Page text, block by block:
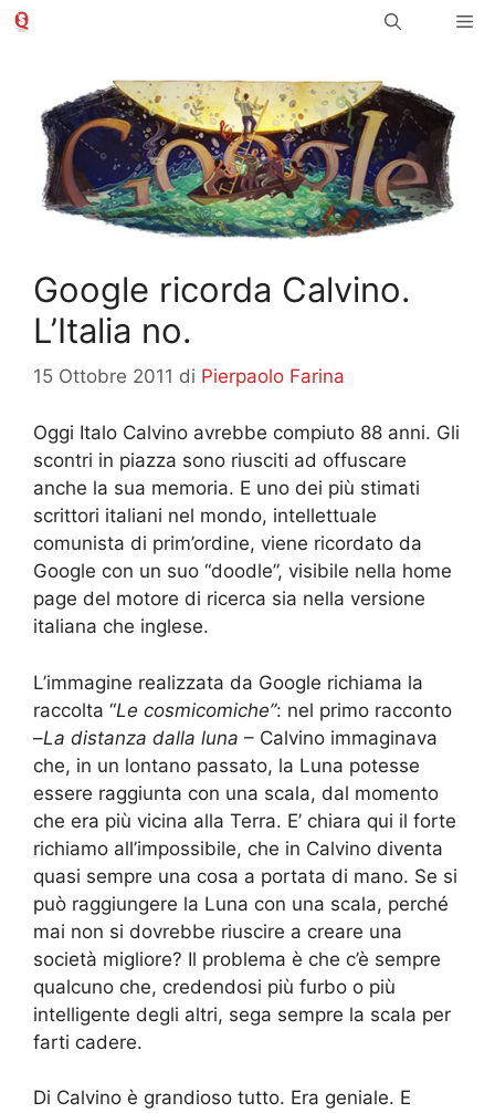
Vai
Google ricorda Calvino.
L’Italia no.
15 Ottobre 2011 di Pierpaolo Farina
Oggi Italo Calvino avrebbe compiuto 88 anni. Gli
scontri in piazza sono riusciti ad offuscare
anche la sua memoria. E uno dei più stimati
scrittori italiani nel mondo, intellettuale
comunista di prim’ordine, viene ricordato da
Google con un suo “doodle”, visibile nella home
page del motore di ricerca sia nella versione
italiana che inglese.
L’immagine realizzata da Google richiama la
raccolta “Le cosmicomiche”: nel primo racconto
–La distanza dalla luna – Calvino immaginava
che, in un lontano passato, la Luna potesse
essere raggiunta con una scala, dal momento
che era più vicina alla Terra. E’ chiara qui il forte
richiamo all’impossibile, che in Calvino diventa
quasi sempre una cosa a portata di mano. Se si
può raggiungere la Luna con una scala, perché
mai non si dovrebbe riuscire a creare una
società migliore? Il problema è che c’è sempre
qualcuno che, credendosi più furbo o più
intelligente degli altri, sega sempre la scala per
farti cadere.
Di Calvino è grandioso tutto. Era geniale. E